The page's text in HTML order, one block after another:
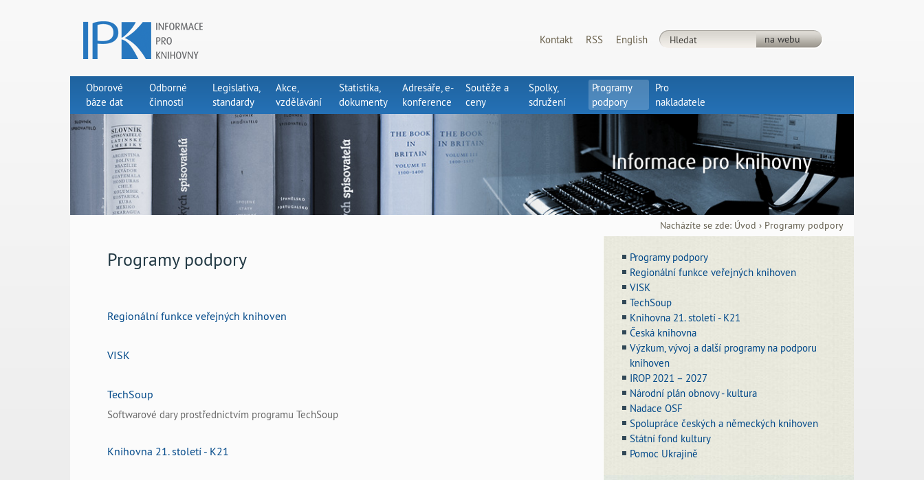
Kontakt RSS English
Oborové
báze dat
Odborné
činnosti
Legislativa,
standardy
Akce,
vzdělávání
Statistika,
dokumenty
Adresáře, e-
konference
Soutěže a
ceny
Spolky,
sdružení
Programy
podpory
Pro
nakladatele
Nacházíte se zde: Úvod › Programy podpory
Programy podpory
Regionální funkce veřejných knihoven
VISK
TechSoup
Softwarové dary prostřednictvím programu TechSoup
Knihovna 21. století - K21
Programy podpory
Regionální funkce veřejných knihoven
VISK
TechSoup
Knihovna 21. století - K21
Česká knihovna
Výzkum, vývoj a další programy na podporu
knihoven
IROP 2021 – 2027
Národní plán obnovy - kultura
Nadace OSF
Spolupráce českých a německých knihoven
Státní fond kultury
Pomoc Ukrajině